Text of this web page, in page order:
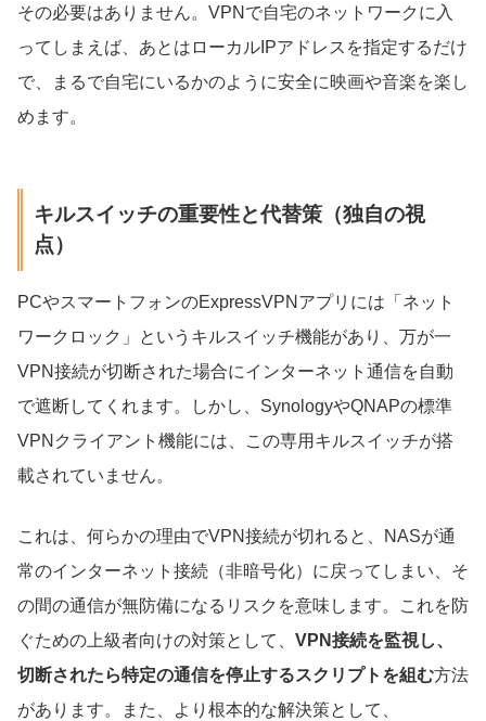
その必要はありません。VPNで自宅のネットワークに入
ってしまえば、あとはローカルIPアドレスを指定するだけ
で、まるで自宅にいるかのように安全に映画や音楽を楽し
めます。
キルスイッチの重要性と代替策（独自の視
点）
PCやスマートフォンのExpressVPNアプリには「ネット
ワークロック」というキルスイッチ機能があり、万が一
VPN接続が切断された場合にインターネット通信を自動
で遮断してくれます。しかし、SynologyやQNAPの標準
VPNクライアント機能には、この専用キルスイッチが搭
載されていません。
これは、何らかの理由でVPN接続が切れると、NASが通
常のインターネット接続（非暗号化）に戻ってしまい、そ
の間の通信が無防備になるリスクを意味します。これを防
ぐための上級者向けの対策として、 VPN接続を監視し、
切断されたら特定の通信を停止するスクリプトを組む方法
があります。また、より根本的な解決策として、